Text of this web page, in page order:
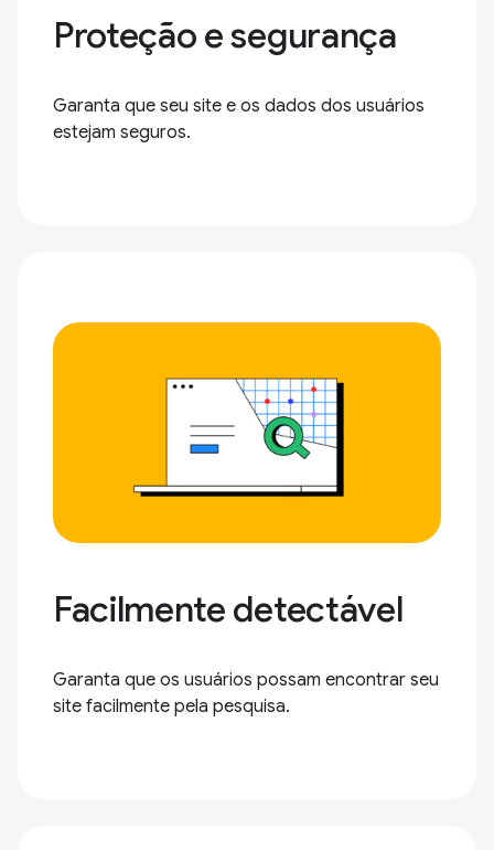
Proteção e segurança
Garanta que seu site e os dados dos usuários
estejam seguros.
Facilmente detectável
Garanta que os usuários possam encontrar seu
site facilmente pela pesquisa.